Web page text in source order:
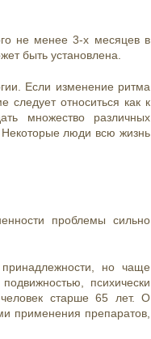
не менее 3-х месяцев в
быть установлена.
Если изменение ритма
относиться как к
множество различных
люди всю жизнь
проблемы сильно
но чаще
психически
старше 65 лет. О
применения препаратов,